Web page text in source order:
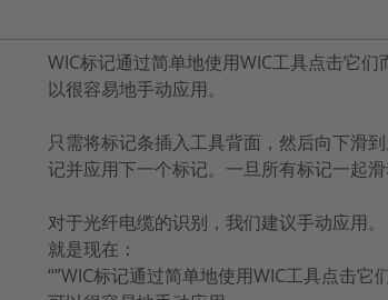
WIC标记通过简单地使用WIC工具点击它
以很容易地手动应用。
只需将标记条插入工具背面，然后向下滑
记并应用下一个标记。一旦所有标记一起
对于光纤电缆的识别，我们建议手动应用。
就是现在：
“”WIC标记通过简单地使用WIC工具点击